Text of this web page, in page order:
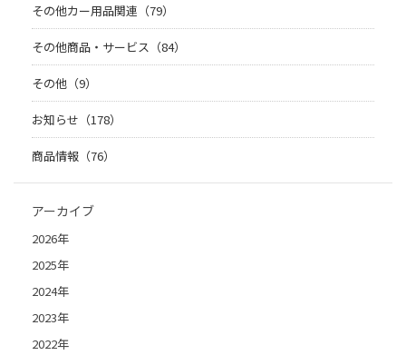
その他カー用品関連（79）
その他商品・サービス（84）
その他（9）
お知らせ（178）
商品情報（76）
アーカイブ
2026年
2025年
2024年
2023年
2022年